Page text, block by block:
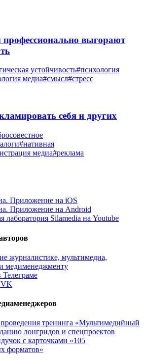
выгорают
устойчивость#психология
медиа#смысл#стресс
себя и других
#нативная
медиа#реклама
Приложение на iOS
Приложение на Android
лаборатория Silamedia на Youtube
журналистике, мультимедиа,
медименеджменту
Телеграме
VK
тренинга «Мультимедийный
лонгридов и спецпроектов
с карточками «105
форматов»